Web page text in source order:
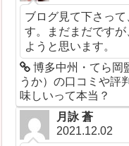
ブログ見て下さっ
す。まだまだです
ようと思います。
博多中州・てら岡
うか）の口コミや評
味しいって本当？
月詠 蒼
2021.12.02